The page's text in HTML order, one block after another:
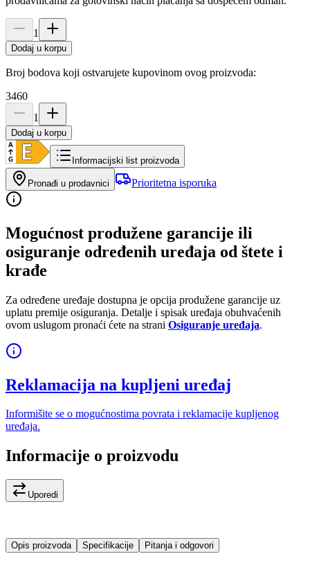
1
Dodaj u korpu
Broj bodova koji ostvarujete kupovinom ovog proizvoda:
3460
1
Dodaj u korpu
Informacijski list proizvoda
Pronađi u prodavnici Prioritetna isporuka
Mogućnost produžene garancije ili
osiguranje određenih uređaja od štete i
krađe
Za određene uređaje dostupna je opcija produžene garancije uz
uplatu premije osiguranja. Detalje i spisak uređaja obuhvaćenih
ovom uslugom pronaći ćete na strani Osiguranje uređaja.
Reklamacija na kupljeni uređaj
Informišite se o mogućnostima povrata i reklamacije kupljenog
uređaja.
Informacije o proizvodu
Uporedi
Opis proizvoda Specifikacije Pitanja i odgovori